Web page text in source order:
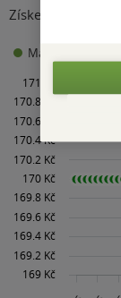
Získejte přehled
Maloobchodní